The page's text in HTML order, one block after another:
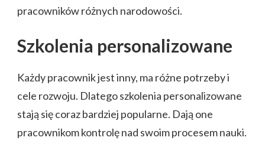
pracowników różnych narodowości.
Szkolenia personalizowane
Każdy pracownik jest inny, ma różne potrzeby i
cele rozwoju. Dlatego szkolenia personalizowane
stają się coraz bardziej popularne. Dają one
pracownikom kontrolę nad swoim procesem nauki.